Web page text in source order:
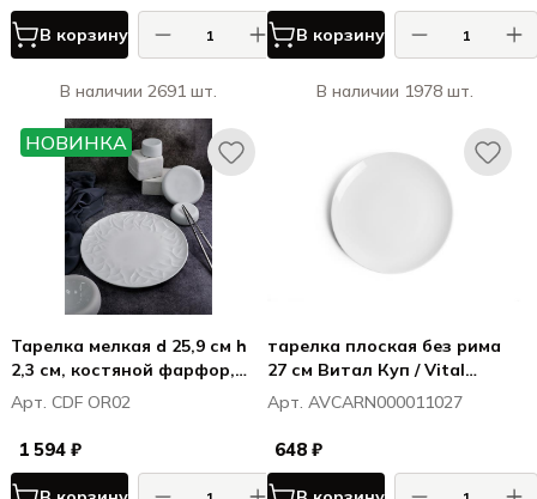
В корзину
В наличии 2691 шт.
В корзину
В наличии 1978 шт.
НОВИНКА
Тарелка мелкая d 25,9 см h
2,3 см, костяной фарфор,
Оригами / Origami
Арт. CDF OR02
1 594 ₽
тарелка плоская без рима
27 см Витал Куп / Vital
Coupe
Арт. AVCARN000011027
648 ₽